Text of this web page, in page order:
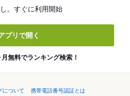
。すぐに利用開始
プリで開く
無料でランキング検索！
について 携帯電話番号認証とは